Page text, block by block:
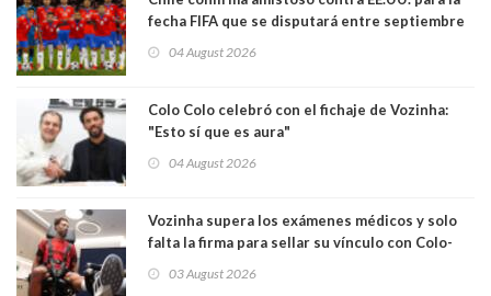
fecha FIFA que se disputará entre septiembre
04 August 2026
Colo Colo celebró con el fichaje de Vozinha:
"Esto sí que es aura"
04 August 2026
Vozinha supera los exámenes médicos y solo
falta la firma para sellar su vínculo con Colo-
03 August 2026